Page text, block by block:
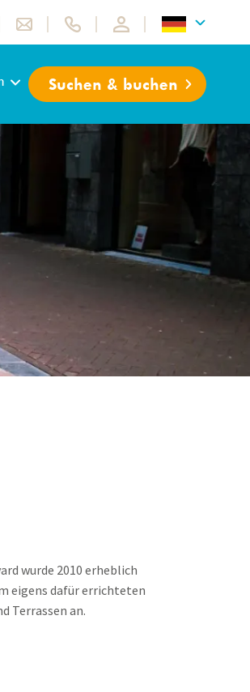
Suchen & buchen
wurde 2010 erheblich
eigens dafür errichteten
Terrassen an.